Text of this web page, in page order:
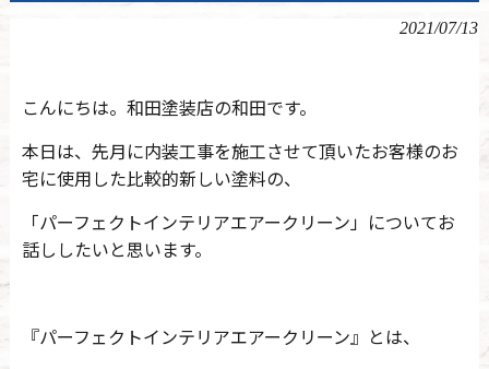
2021/07/13
こんにちは。和田塗装店の和田です。
本日は、先月に内装工事を施工させて頂いたお客様のお
宅に使用した比較的新しい塗料の、
「パーフェクトインテリアエアークリーン」についてお
話ししたいと思います。
『パーフェクトインテリアエアークリーン』とは、